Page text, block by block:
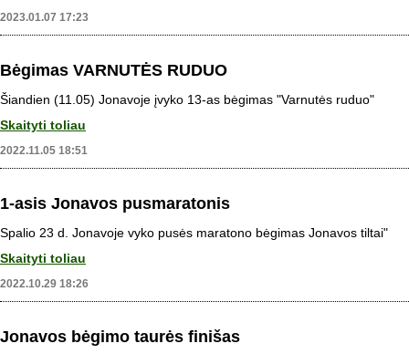
2023.01.07 17:23
Bėgimas VARNUTĖS RUDUO
Šiandien (11.05) Jonavoje įvyko 13-as bėgimas "Varnutės ruduo"
Skaityti toliau
2022.11.05 18:51
1-asis Jonavos pusmaratonis
Spalio 23 d. Jonavoje vyko pusės maratono bėgimas Jonavos tiltai"
Skaityti toliau
2022.10.29 18:26
Jonavos bėgimo taurės finišas